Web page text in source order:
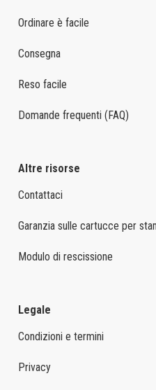
Ordinare è facile
Consegna
Reso facile
Domande frequenti (FAQ)
Altre risorse
Contattaci
Garanzia sulle cartucce per
Modulo di rescissione
Legale
Condizioni e termini
Privacy